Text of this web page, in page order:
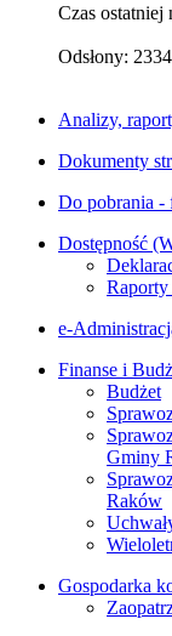
Czas
Odsłony: 2334
Analizy,
Dokumenty
Do pobrania -
Dostępność
Raporty
e-
Finanse i
Budżet
Gminy
Raków
Gospodarka